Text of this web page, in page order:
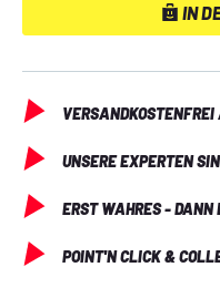
IN
VERSANDKOSTENFREI
UNSERE EXPERTEN
ERST WAHRES - DANN
POINT'N CLICK &